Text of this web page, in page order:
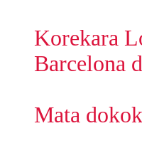
Korekara
Barcelona
Mata